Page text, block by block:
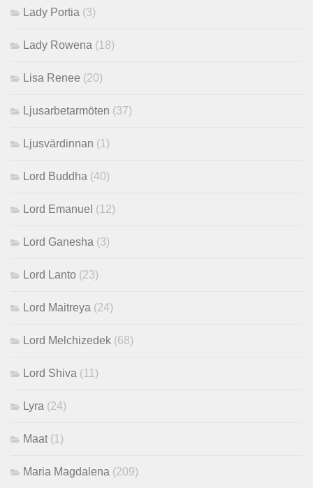
Lady Portia (3)
Lady Rowena (18)
Lisa Renee (20)
Ljusarbetarmöten (37)
Ljusvärdinnan (1)
Lord Buddha (40)
Lord Emanuel (12)
Lord Ganesha (3)
Lord Lanto (23)
Lord Maitreya (24)
Lord Melchizedek (68)
Lord Shiva (11)
Lyra (24)
Maat (1)
Maria Magdalena (209)